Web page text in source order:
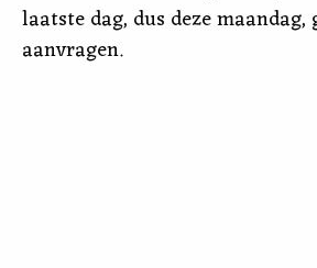
laatste dag, dus deze
aanvragen.